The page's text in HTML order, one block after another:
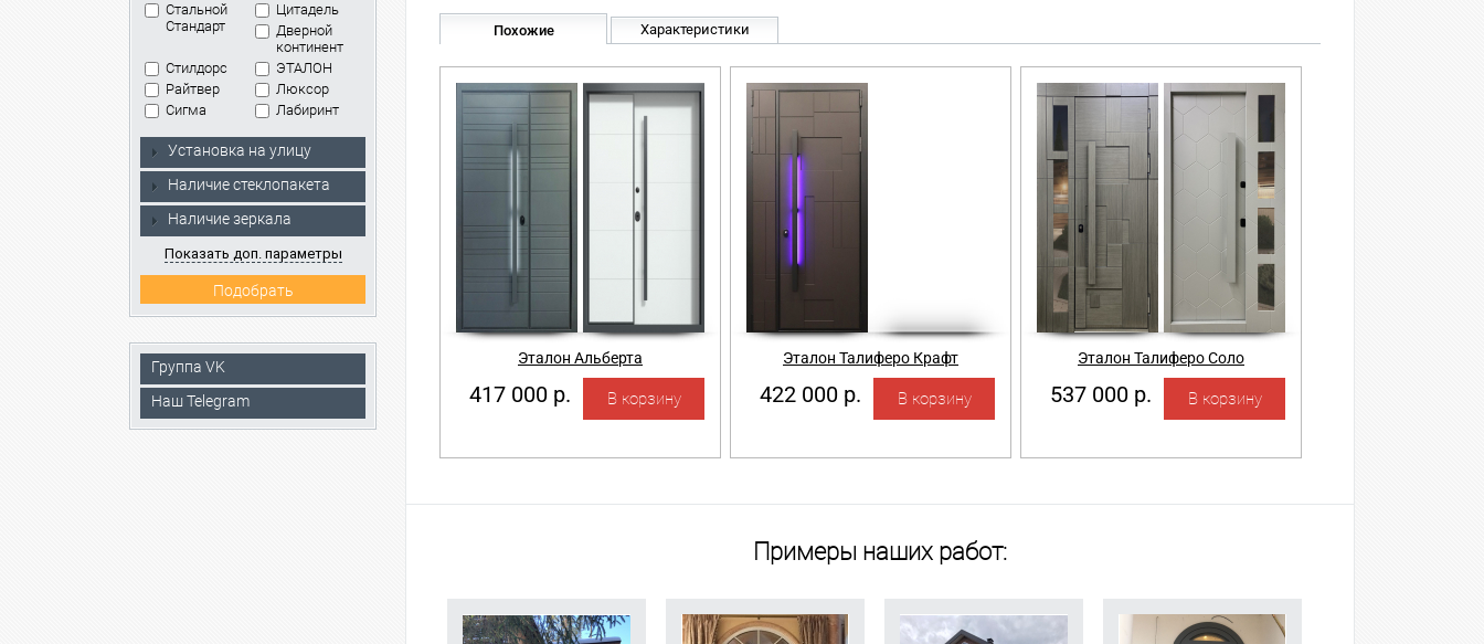
Стальной
Стандарт
Цитадель
Дверной
континент
Стилдорс
ЭТАЛОН
Райтвер
Люксор
Сигма
Лабиринт
Установка на улицу
Наличие стеклопакета
Наличие зеркала
Показать доп. параметры
Группа VK
Наш Telegram
Похожие Характеристики
Эталон Альберта
417 000 р.
Эталон Талиферо Крафт
422 000 р.
Эталон Талиферо Соло
537 000 р.
Примеры наших работ: